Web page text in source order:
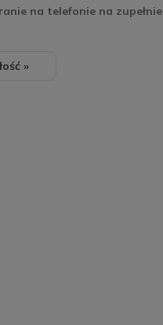
na telefonie na zupełnie
»